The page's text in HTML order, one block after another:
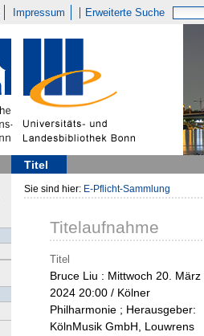
Impressum Erweiterte Suche
Titel
Sie sind hier: E-Pflicht-Sammlung
Titelaufnahme
Titel
Bruce Liu : Mittwoch 20. März
2024 20:00 / Kölner
Philharmonie ; Herausgeber:
KölnMusik GmbH, Louwrens